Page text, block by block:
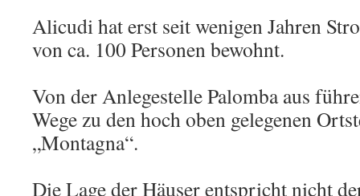
Alicudi hat erst seit wenigen Jahren
von ca. 100 Personen bewohnt.
Von der Anlegestelle Palomba aus
Wege zu den hoch oben gelegenen
„Montagna“.
Die Lage der Häuser entspricht nicht